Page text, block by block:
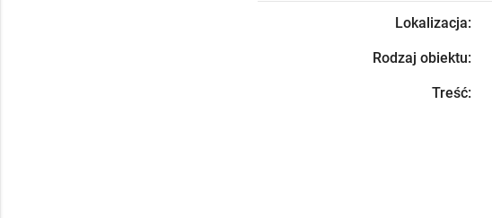
Lokalizacja:
Rodzaj obiektu:
Treść: